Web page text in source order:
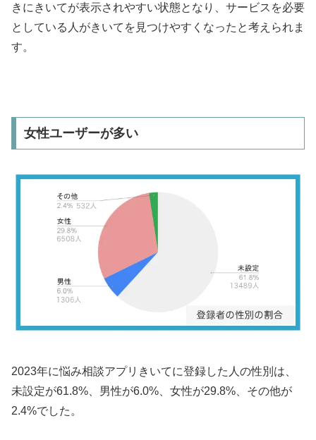
きにきいてが表示されやすい状態となり、サービスを必要
としている人がきいてを見つけやすくなったと考えられま
す。
女性ユーザーが多い
2023年に悩み相談アプリきいてに登録した人の性別は、
未設定が61.8%、男性が6.0%、女性が29.8%、その他が
2.4%でした。